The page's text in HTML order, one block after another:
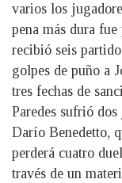
varios los
pena más dura
recibió seis
golpes de puño a
tres fechas de
Paredes sufrió
Darío Benedetto,
perderá cuatro
través de un